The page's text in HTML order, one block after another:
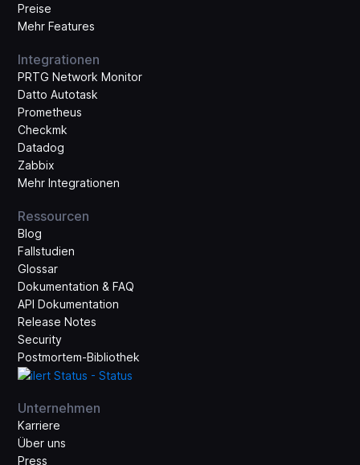
Preise
Mehr Features
Integrationen
PRTG Network Monitor
Datto Autotask
Prometheus
Checkmk
Datadog
Zabbix
Mehr Integrationen
Ressourcen
Blog
Fallstudien
Glossar
Dokumentation & FAQ
API Dokumentation
Release Notes
Security
Postmortem-Bibliothek
Unternehmen
Karriere
Über uns
Press